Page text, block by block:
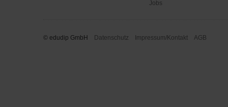
Jobs
© edudip GmbH Datenschutz Impressum/Kontakt AGB